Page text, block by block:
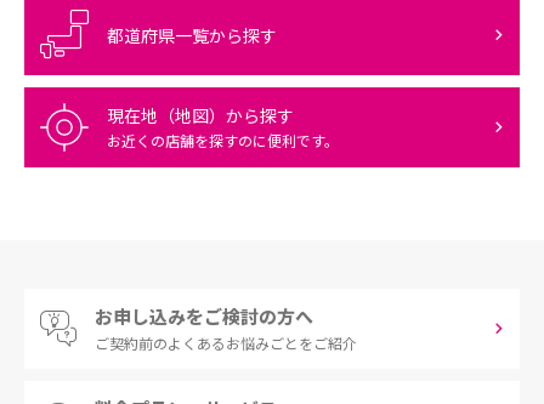
都道府県一覧から探す
現在地（地図）から探す
お近くの店舗を探すのに便利です。
お申し込みをご検討の方へ
ご契約前のよくあるお悩みごとをご紹介